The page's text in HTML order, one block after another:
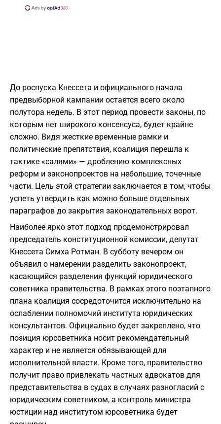
До роспуска Кнессета и официального начала
предвыборной кампании остается всего около
полутора недель. В этот период провести законы, по
которым нет широкого консенсуса, будет крайне
сложно. Видя жесткие временные рамки и
политические препятствия, коалиция перешла к
тактике «салями» — дроблению комплексных
реформ и законопроектов на небольшие, точечные
части. Цель этой стратегии заключается в том, чтобы
успеть утвердить как можно больше отдельных
параграфов до закрытия законодательных ворот.
Наиболее ярко этот подход продемонстрировал
председатель конституционной комиссии, депутат
Кнессета Симха Ротман. В субботу вечером он
объявил о намерении разделить законопроект,
касающийся разделения функций юридического
советника правительства. В рамках этого поэтапного
плана коалиция сосредоточится исключительно на
ослаблении полномочий института юридических
консультантов. Официально будет закреплено, что
позиция юрсоветника носит рекомендательный
характер и не является обязывающей для
исполнительной власти. Кроме того, правительство
получит право привлекать частных адвокатов для
представительства в судах в случаях разногласий с
юридическим советником, а контроль министра
юстиции над институтом юрсоветника будет